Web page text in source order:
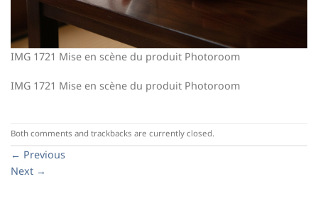
IMG 1721 Mise en scène du produit Photoroom
IMG 1721 Mise en scène du produit Photoroom
Both comments and trackbacks are currently closed.
← Previous
Next →